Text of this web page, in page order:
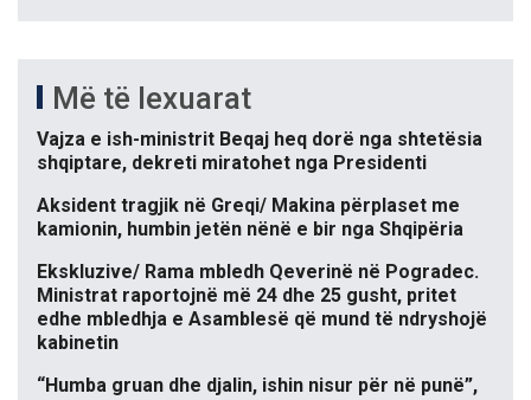
Më të lexuarat
Vajza e ish-ministrit Beqaj heq dorë nga shtetësia
shqiptare, dekreti miratohet nga Presidenti
Aksident tragjik në Greqi/ Makina përplaset me
kamionin, humbin jetën nënë e bir nga Shqipëria
Ekskluzive/ Rama mbledh Qeverinë në Pogradec.
Ministrat raportojnë më 24 dhe 25 gusht, pritet
edhe mbledhja e Asamblesë që mund të ndryshojë
kabinetin
“Humba gruan dhe djalin, ishin nisur për në punë”,